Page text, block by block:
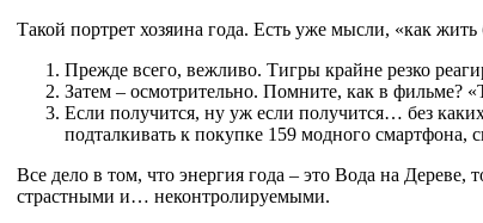
Такой портрет хозяина года. Есть уже мысли, «как жить
Прежде всего, вежливо. Тигры крайне резко
Затем – осмотрительно. Помните, как в фильме?
Если получится, ну уж если получится… без
подталкивать к покупке 159 модного смартфона,
Все дело в том, что энергия года – это Вода на
страстными и… неконтролируемыми.